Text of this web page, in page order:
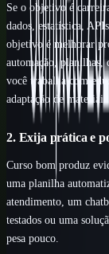
Se o objetivo é
dados, estatística,
objetivo é melhorar
automação, planilhas,
você trabalha com
adaptação de materiais
2. Exija prática e
Curso bom produz
uma planilha
atendimento, um
testados ou uma
pesa pouco.